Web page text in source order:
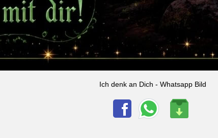
Ich denk an Dich - Whatsapp Bild